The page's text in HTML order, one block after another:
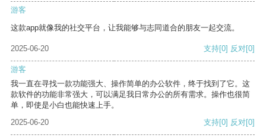
游客
这款app就像我的社交平台，让我能够与志同道合的朋友一起交流。
2025-06-20 支持[0] 反对[0]
游客
我一直在寻找一款功能强大、操作简单的办公软件，终于找到了它。这
款软件的功能非常强大，可以满足我日常办公的所有需求。操作也很简
单，即使是小白也能快速上手。
2025-06-20
支持[0] 反对[0]